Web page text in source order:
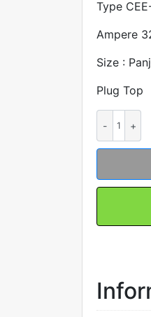
Type
Ampere
Size :
Plug Top
Kuantitas
PLUG
SOCKET
FORT